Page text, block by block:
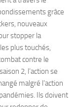
grâce
nouveaux
stopper la
plus touchés,
contre le
2, l’action se
malgré l’action
Ils doivent